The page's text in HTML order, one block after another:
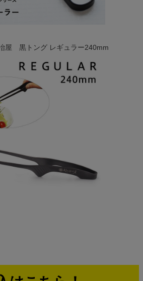
屋 黒トング レギュラー240mm